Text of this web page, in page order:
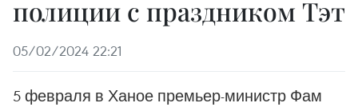
полиции с праздником Тэт
05/02/2024 22:21
5 февраля в Ханое премьер-министр Фам